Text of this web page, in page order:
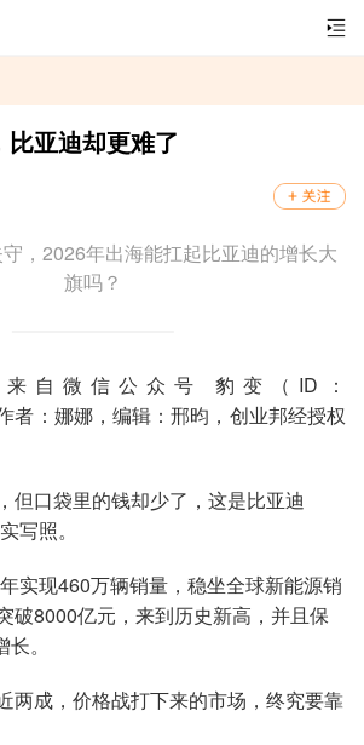
亚迪却更难了
，2026年出海能扛起比亚迪的增长大
旗吗？
自微信公众号 豹变（ID：
者：娜娜，编辑：邢昀，创业邦经授权
但口袋里的钱却少了，这是比亚迪
写照。
实现460万辆销量，稳坐全球新能源销
破8000亿元，来到历史新高，并且保
。
两成，价格战打下来的市场，终究要靠